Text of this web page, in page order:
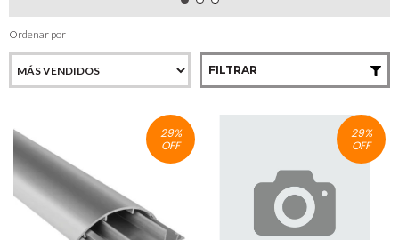
Ordenar por
FILTRAR
29%
OFF
29%
OFF